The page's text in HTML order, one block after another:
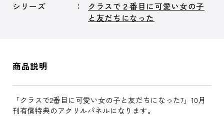
シリーズ
クラスで２番目に可愛い女の子
と友だちになった
商品説明
「クラスで2番目に可愛い女の子と友だちになった7」10月
刊有償特典のアクリルパネルになります。